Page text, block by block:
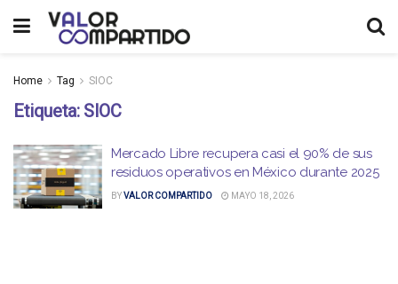
Home Tag SIOC
Etiqueta: SIOC
Mercado Libre recupera casi el 90% de sus
residuos operativos en México durante 2025
BYVALOR COMPARTIDO MAYO 18, 2026